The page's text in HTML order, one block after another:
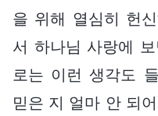
을 위해 열심히 헌
서 하나님 사랑에
로는 이런 생각도
믿은 지 얼마 안 되